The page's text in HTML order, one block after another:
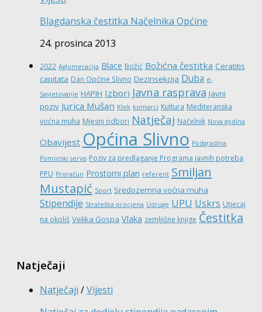
Blagdanska čestitka Načelnika Općine
24. prosinca 2013
2022 Aglomeracija Blace Božić Božićna čestitka Ceratitis
capitata Dan Općine Slivno Dezinsekcija Duba e-
Savjetovanje HAPIH Izbori Javna rasprava Javni
poziv Jurica Mušan Klek komarci Kultura Mediteranska
voćna muha Mjesni odbori Natječaj Načelnik Nova godina
Obavijest Općina Slivno Podgradina
Pomorski servis Poziv za predlaganje Programa javnih potreba
PPU Proračun Prostorni plan referent Smiljan
Mustapić Sport Sredozemna voćna muha
Stipendije Strateška procjena Udruge UPU Uskrs Utjecaj
na okoliš Velika Gospa Vlaka zemljišne knjige Čestitka
Natječaji
Natječaji /Vijesti